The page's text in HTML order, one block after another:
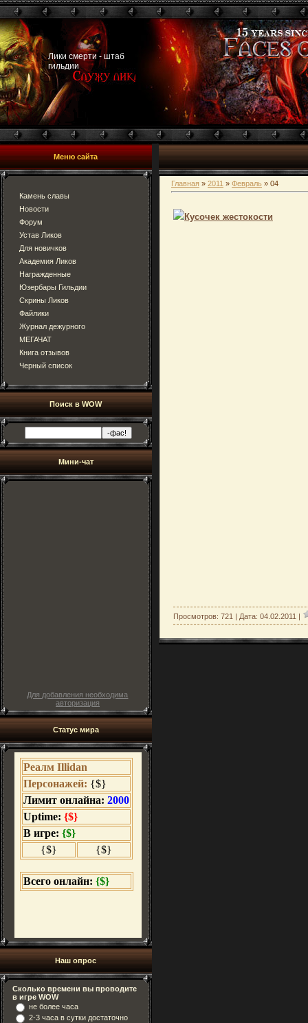
Лики смерти - штаб
гильдии
Меню сайта
Камень славы
Новости
Форум
Устав Ликов
Для новичков
Академия Ликов
Награжденные
Юзербары Гильдии
Скрины Ликов
Файлики
Журнал дежурного
МЕГАЧАТ
Книга отзывов
Черный список
Поиск в WOW
Мини-чат
Для добавления необходима
авторизация
Статус мира
Наш опрос
Сколько времени вы проводите
в игре WOW
не более часа
2-3 часа в сутки достаточно
Главная » 2011 » Февраль » 04
Кусочек жестокости
Просмотров: 721 | Дата: 04.02.2011